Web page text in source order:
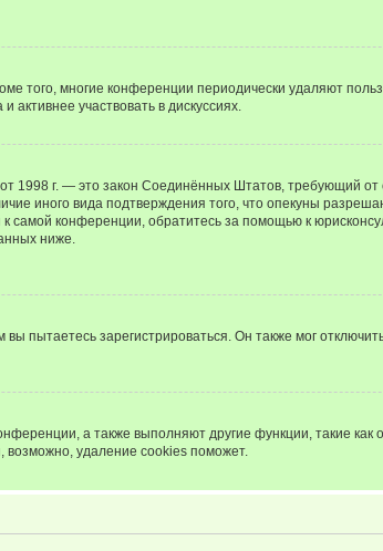
того, многие конференции периодически удаляют
участвовать в дискуссиях.
1998 г. — это закон Соединённых Штатов, требующий
иного вида подтверждения того, что опекуны
конференции, обратитесь за помощью к
ниже.
пытаетесь зарегистрироваться. Он также мог
а также выполняют другие функции, такие
удаление cookies поможет.